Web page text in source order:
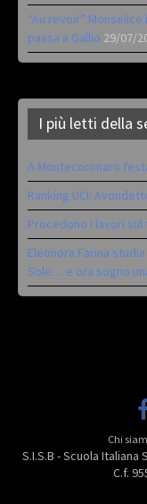
“Au revoir”
passa a Gallio 29/07/
I più letti della
A Montecoronaro
Ranking UCI:
Procedono i lavori
Eleonora Farina
Sole… e ora sogno
Chi
S.I.S.B - Scuola Italiana
C.f.